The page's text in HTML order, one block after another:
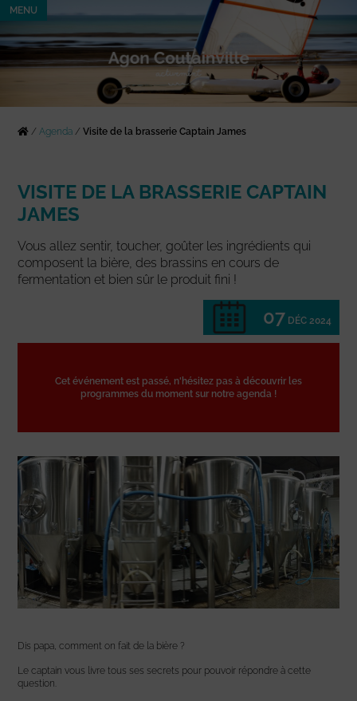
MENU
/Agenda /Visite de la brasserie Captain James
VISITE DE LA BRASSERIE CAPTAIN
JAMES
Vous allez sentir, toucher, goûter les ingrédients qui
composent la bière, des brassins en cours de
fermentation et bien sûr le produit fini !
07 DÉC 2024
Cet événement est passé, n'hésitez pas à découvrir les
programmes du moment sur notre agenda !
Dis papa, comment on fait de la bière ?
Le captain vous livre tous ses secrets pour pouvoir répondre à cette
question.